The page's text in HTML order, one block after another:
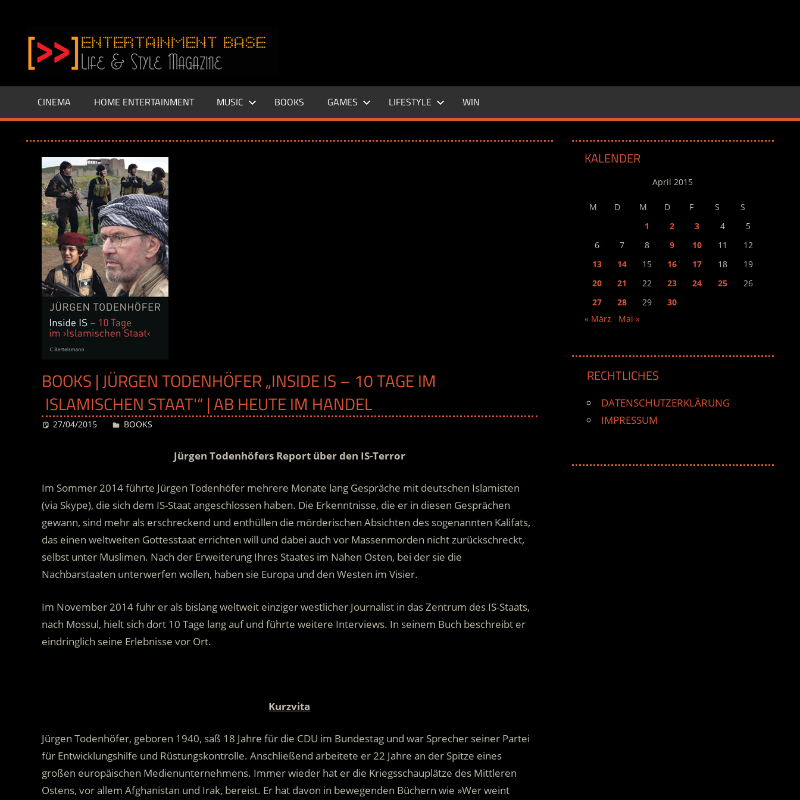
springen
–
LIFE
Base.de
CINEMA HOME ENTERTAINMENT MUSIC BOOKS GAMES LIFESTYLE WIN
BOOKS | JÜRGEN TODENHÖFER „INSIDE IS – 10 TAGE IM
‚ISLAMISCHEN STAAT'“ | AB HEUTE IM HANDEL
27/04/2015 Desiree
BOOKS
Jürgen Todenhöfers Report über den IS-Terror
Im Sommer 2014 führte Jürgen Todenhöfer mehrere Monate lang Gespräche mit deutschen Islamisten
(via Skype), die sich dem IS-Staat angeschlossen haben. Die Erkenntnisse, die er in diesen Gesprächen
gewann, sind mehr als erschreckend und enthüllen die mörderischen Absichten des sogenannten Kalifats,
das einen weltweiten Gottesstaat errichten will und dabei auch vor Massenmorden nicht zurückschreckt,
selbst unter Muslimen. Nach der Erweiterung Ihres Staates im Nahen Osten, bei der sie die
Nachbarstaaten unterwerfen wollen, haben sie Europa und den Westen im Visier.
Im November 2014 fuhr er als bislang weltweit einziger westlicher Journalist in das Zentrum des IS-Staats,
nach Mossul, hielt sich dort 10 Tage lang auf und führte weitere Interviews. In seinem Buch beschreibt er
eindringlich seine Erlebnisse vor Ort.
Kurzvita
Jürgen Todenhöfer, geboren 1940, saß 18 Jahre für die CDU im Bundestag und war Sprecher seiner Partei
für Entwicklungshilfe und Rüstungskontrolle. Anschließend arbeitete er 22 Jahre an der Spitze eines
großen europäischen Medienunternehmens. Immer wieder hat er die Kriegsschauplätze des Mittleren
Ostens, vor allem Afghanistan und Irak, bereist. Er hat davon in bewegenden Büchern wie »Wer weint
KALENDER
April 2015
M D M D F S
S
1
2 3 4
5
6
7 8 9 10 11
12
13
14 15 16 17 18
19
20
21 22 23 24 25
26
27
28 29
30
« März
Mai »
RECHTLICHES
DATENSCHUTZERKLÄRUNG
IMPRESSUM